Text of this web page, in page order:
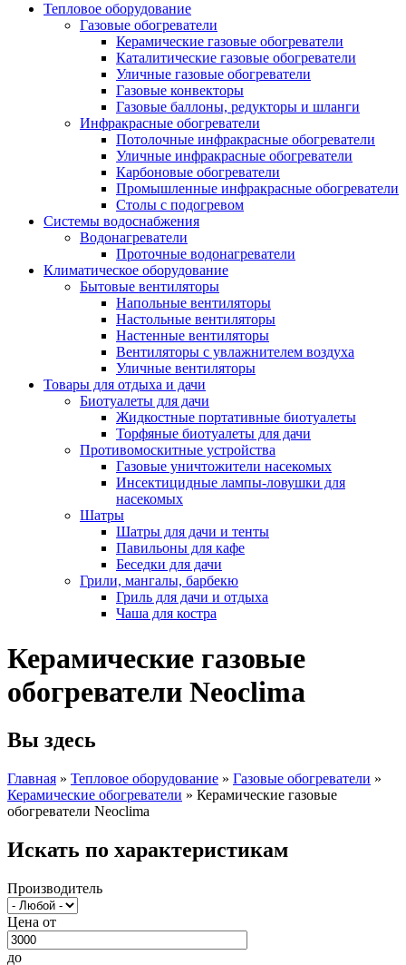
Тепловое оборудование
Газовые обогреватели
Керамические газовые обогреватели
Каталитические газовые обогреватели
Уличные газовые обогреватели
Газовые конвекторы
Газовые баллоны, редукторы и шланги
Инфракрасные обогреватели
Потолочные инфракрасные обогреватели
Уличные инфракрасные обогреватели
Карбоновые обогреватели
Промышленные инфракрасные обогреватели
Столы с подогревом
Системы водоснабжения
Водонагреватели
Проточные водонагреватели
Климатическое оборудование
Бытовые вентиляторы
Напольные вентиляторы
Настольные вентиляторы
Настенные вентиляторы
Вентиляторы с увлажнителем воздуха
Уличные вентиляторы
Товары для отдыха и дачи
Биотуалеты для дачи
Жидкостные портативные биотуалеты
Торфяные биотуалеты для дачи
Противомоскитные устройства
Газовые уничтожители насекомых
Инсектицидные лампы-ловушки для
насекомых
Шатры
Шатры для дачи и тенты
Павильоны для кафе
Беседки для дачи
Грили, мангалы, барбекю
Гриль для дачи и отдыха
Чаша для костра
Керамические газовые
обогреватели Neoclima
Вы здесь
Главная » Тепловое оборудование » Газовые обогреватели »
Керамические обогреватели » Керамические газовые
обогреватели Neoclima
Искать по характеристикам
Производитель
Цена от
до